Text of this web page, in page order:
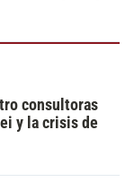
consultoras
y la crisis de